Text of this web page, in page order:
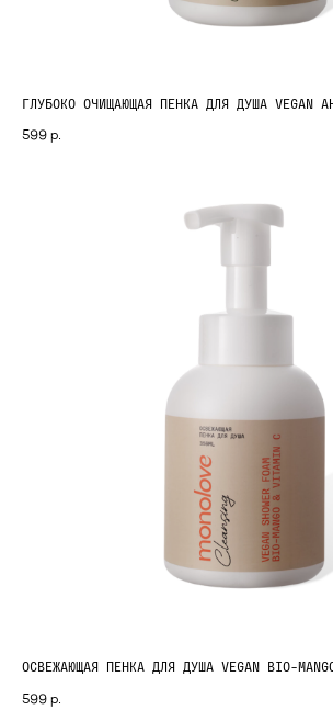
ГЛУБОКО ОЧИЩАЮЩАЯ ПЕНКА ДЛЯ ДУША VEGAN
599р.
ОСВЕЖАЮЩАЯ ПЕНКА ДЛЯ ДУША VEGAN BIO-
599р.